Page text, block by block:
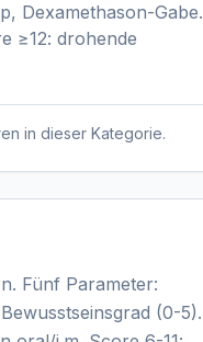
Dexamethason-Gabe.
≥12: drohende
in dieser Kategorie.
Fünf Parameter:
(0-5).